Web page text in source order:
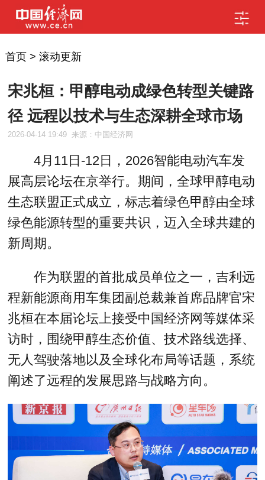
首页> 滚动更新
宋兆桓：甲醇电动成绿色转型关键路
径 远程以技术与生态深耕全球市场
2026-04-14 19:49 来源：中国经济网
4月11日-12日，2026智能电动汽车发
展高层论坛在京举行。期间，全球甲醇电动
生态联盟正式成立，标志着绿色甲醇由全球
绿色能源转型的重要共识，迈入全球共建的
新周期。
作为联盟的首批成员单位之一，吉利远
程新能源商用车集团副总裁兼首席品牌官宋
兆桓在本届论坛上接受中国经济网等媒体采
访时，围绕甲醇生态价值、技术路线选择、
无人驾驶落地以及全球化布局等话题，系统
阐述了远程的发展思路与战略方向。